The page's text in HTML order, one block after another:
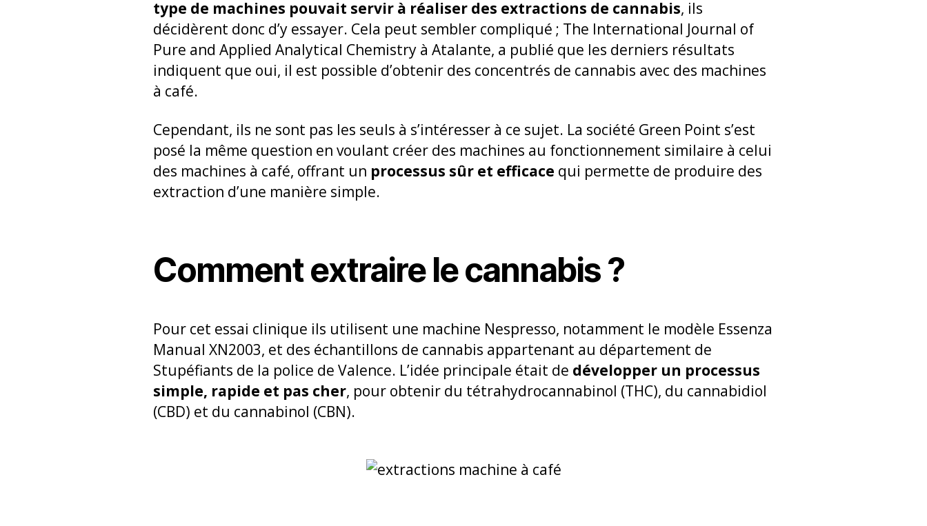
type de machines pouvait servir à réaliser des extractions de cannabis, ils
décidèrent donc d’y essayer. Cela peut sembler compliqué ; The International Journal of
Pure and Applied Analytical Chemistry à Atalante, a publié que les derniers résultats
indiquent que oui, il est possible d’obtenir des concentrés de cannabis avec des machines
à café.
Cependant, ils ne sont pas les seuls à s’intéresser à ce sujet. La société Green Point s’est
posé la même question en voulant créer des machines au fonctionnement similaire à celui
des machines à café, offrant un processus sûr et efficace qui permette de produire des
extraction d’une manière simple.
Comment extraire le cannabis ?
Pour cet essai clinique ils utilisent une machine Nespresso, notamment le modèle Essenza
Manual XN2003, et des échantillons de cannabis appartenant au département de
Stupéfiants de la police de Valence. L’idée principale était de développer un processus
simple, rapide et pas cher, pour obtenir du tétrahydrocannabinol (THC), du cannabidiol
(CBD) et du cannabinol (CBN).